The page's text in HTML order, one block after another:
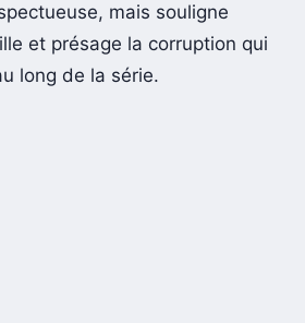
mais souligne
et présage la corruption qui
long de la série.